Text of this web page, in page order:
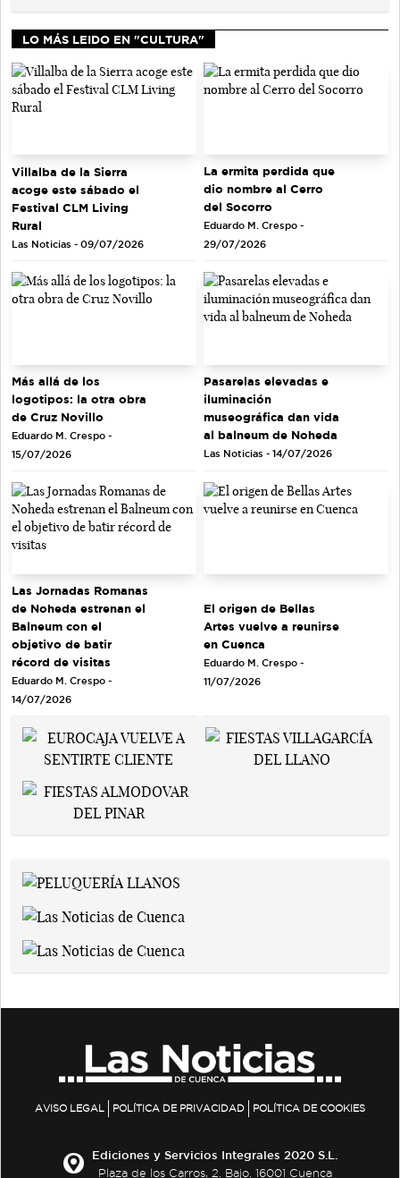
LO MÁS LEIDO EN "CULTURA"
Villalba de la Sierra
acoge este sábado el
Festival CLM Living
Rural
Las Noticias - 09/07/2026
La ermita perdida que
dio nombre al Cerro
del Socorro
Eduardo M. Crespo -
29/07/2026
Más allá de los
logotipos: la otra obra
de Cruz Novillo
Eduardo M. Crespo -
15/07/2026
Pasarelas elevadas e
iluminación
museográfica dan vida
al balneum de Noheda
Las Noticias - 14/07/2026
Las Jornadas Romanas
de Noheda estrenan el
Balneum con el
objetivo de batir
récord de visitas
Eduardo M. Crespo -
14/07/2026
El origen de Bellas
Artes vuelve a reunirse
en Cuenca
Eduardo M. Crespo -
11/07/2026
AVISO LEGAL POLÍTICA DE PRIVACIDAD POLÍTICA DE COOKIES
Ediciones y Servicios Integrales 2020 S.L.
Plaza de los Carros, 2. Bajo. 16001 Cuenca